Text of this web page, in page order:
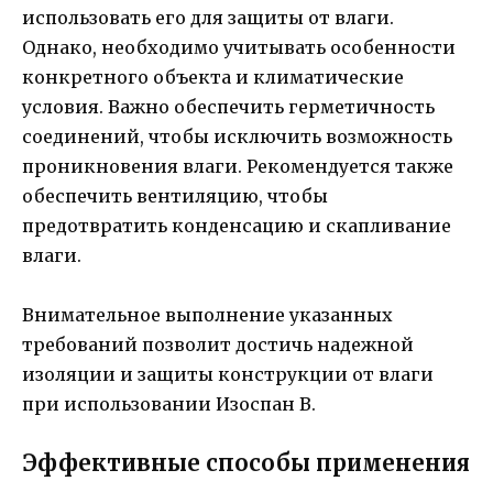
использовать его для защиты от влаги.
Однако, необходимо учитывать особенности
конкретного объекта и климатические
условия. Важно обеспечить герметичность
соединений, чтобы исключить возможность
проникновения влаги. Рекомендуется также
обеспечить вентиляцию, чтобы
предотвратить конденсацию и скапливание
влаги.
Внимательное выполнение указанных
требований позволит достичь надежной
изоляции и защиты конструкции от влаги
при использовании Изоспан B.
Эффективные способы применения